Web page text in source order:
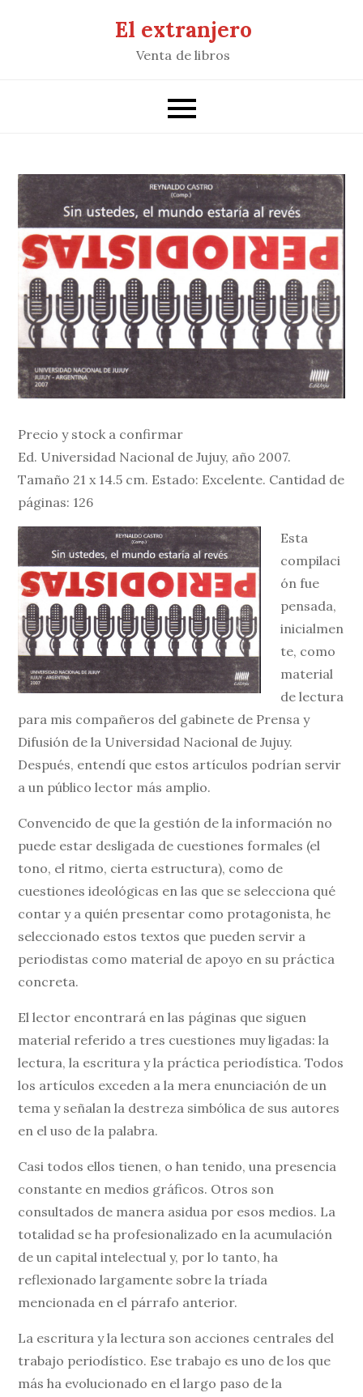
El extranjero
Venta de libros
Precio y stock a confirmar
Ed. Universidad Nacional de Jujuy, año 2007.
Tamaño 21 x 14.5 cm. Estado: Excelente. Cantidad de
páginas: 126
Esta
compilaci
ón fue
pensada,
inicialmen
te, como
material
de lectura
para mis compañeros del gabinete de Prensa y
Difusión de la Universidad Nacional de Jujuy.
Después, entendí que estos artículos podrían servir
a un público lector más amplio.
Convencido de que la gestión de la información no
puede estar desligada de cuestiones formales (el
tono, el ritmo, cierta estructura), como de
cuestiones ideológicas en las que se selecciona qué
contar y a quién presentar como protagonista, he
seleccionado estos textos que pueden servir a
periodistas como material de apoyo en su práctica
concreta.
El lector encontrará en las páginas que siguen
material referido a tres cuestiones muy ligadas: la
lectura, la escritura y la práctica periodística. Todos
los artículos exceden a la mera enunciación de un
tema y señalan la destreza simbólica de sus autores
en el uso de la palabra.
Casi todos ellos tienen, o han tenido, una presencia
constante en medios gráficos. Otros son
consultados de manera asidua por esos medios. La
totalidad se ha profesionalizado en la acumulación
de un capital intelectual y, por lo tanto, ha
reflexionado largamente sobre la tríada
mencionada en el párrafo anterior.
La escritura y la lectura son acciones centrales del
trabajo periodístico. Ese trabajo es uno de los que
más ha evolucionado en el largo paso de la